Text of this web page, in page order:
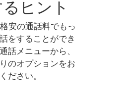
ヒント
安の通話料でもっ
をすることができ
話メニューから、
のオプションをお
ださい。